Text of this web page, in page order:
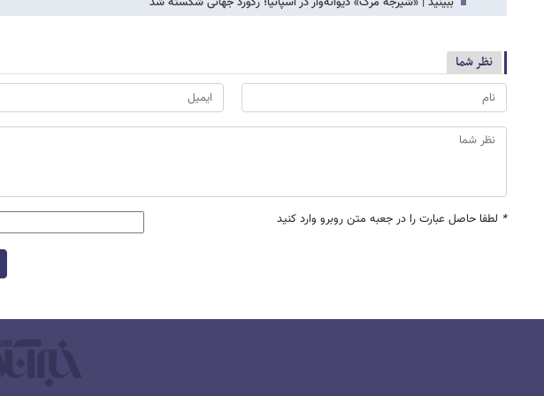
نظر شما
* لطفا حاصل عبارت را در جعبه متن روبرو وارد کنید